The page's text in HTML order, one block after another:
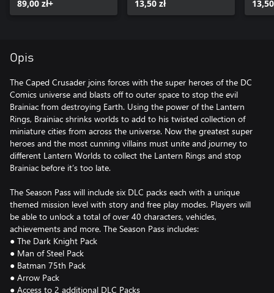
89,00 zł+ 13,50 zł
Opis
The Caped Crusader joins forces with the super heroes of the DC
Comics universe and blasts off to outer space to stop the evil
Brainiac from destroying Earth. Using the power of the Lantern
Rings, Brainiac shrinks worlds to add to his twisted collection of
miniature cities from across the universe. Now the greatest super
heroes and the most cunning villains must unite and journey to
different Lantern Worlds to collect the Lantern Rings and stop
Brainiac before it’s too late.
The Season Pass will include six DLC packs each with a unique
themed mission level with story and free play modes. Players will
be able to unlock a total of over 40 characters, vehicles,
achievements and more. The Season Pass includes:
● The Dark Knight Pack
● Man of Steel Pack
● Batman 75th Pack
● Arrow Pack
● Access to 2 additional DLC Packs